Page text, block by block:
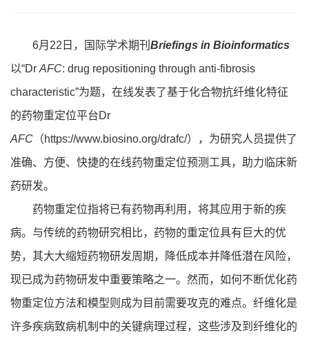
6月22日，国际学术期刊 Briefings in Bioinformatics
以“DrAFC: drug repositioning through anti-fibrosis
characteristic”为题，在线发表了基于化合物抗纤维化特征
的药物重定位平台Dr
AFC （ https://www.biosino.org/drafc/），为研究人员提供了
准确、方便、快捷的在线药物重定位预测工具，助力临床新
药研发。
药物重定位指将已有药物再利用，将其应用于新的疾
病。与传统的药物研究相比，药物的重定位具有巨大的优
势，其大大缩短药物研发周期，降低成本并降低潜在风险，
现已成为药物研发中重要策略之一。然而，如何不断优化药
物重定位方法和模型则成为目前需要攻克的难点。纤维化是
许多疾病致病机制中的关键病理过程，这些涉及到纤维化的